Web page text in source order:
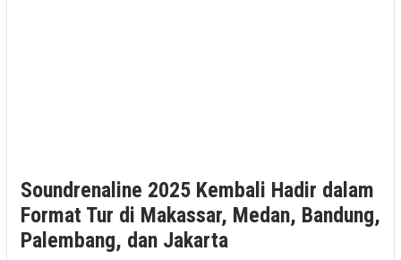
Soundrenaline 2025 Kembali Hadir dalam
Format Tur di Makassar, Medan, Bandung,
Palembang, dan Jakarta